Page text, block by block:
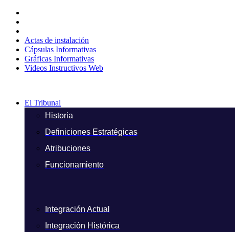
contenido
Actas de instalación
Cápsulas Informativas
Gráficas Informativas
Videos Instructivos Web
El Tribunal
Historia
Definiciones Estratégicas
Atribuciones
Funcionamiento
Integración Actual
Integración Histórica